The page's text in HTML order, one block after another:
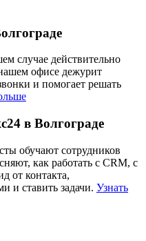
случае действительно
офисе дежурит
и помогает решать
в Волгограде
обучают сотрудников
как работать с CRM, с
от контакта,
и ставить задачи. Узнать